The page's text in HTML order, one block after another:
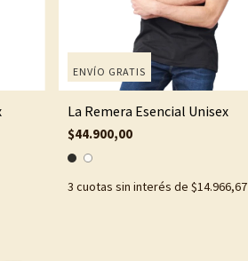
ENVÍO GRATIS
La Remera Esencial Unisex
$44.900,00
3 cuotas sin interés de $14.966,67